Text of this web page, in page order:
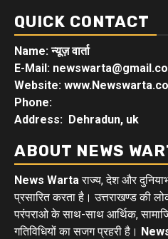
QUICK CONTACT
Name: न्यूज़ वार्ता
E-Mail:
Website:
Phone:
Address: Dehradun, uk
ABOUT NEWS
News Wartaराज्य, देश और
प्रसारित करता है। उत्तराखण्ड की
परंपराओ के साथ-साथ आर्थिक,
गतिविधियों का सजग प्रहरी है।